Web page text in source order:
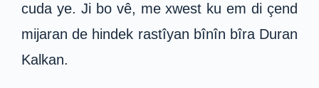
cuda ye. Ji bo vê, me xwest ku em di çend
mijaran de hindek rastîyan bînîn bîra Duran
Kalkan.